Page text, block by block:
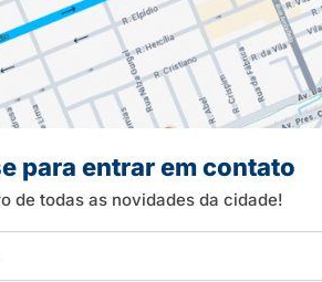
para entrar em contato
de todas as novidades da cidade!